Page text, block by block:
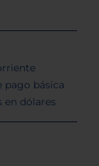
pago básica
en dólares